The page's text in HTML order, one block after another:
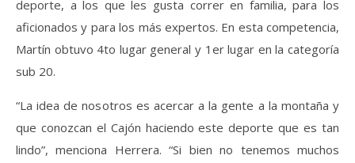
deporte, a los que les gusta correr en familia, para los
aficionados y para los más expertos. En esta competencia,
Martín obtuvo 4to lugar general y 1er lugar en la categoría
sub 20.
“La idea de nosotros es acercar a la gente a la montaña y
que conozcan el Cajón haciendo este deporte que es tan
lindo”, menciona Herrera. “Si bien no tenemos muchos